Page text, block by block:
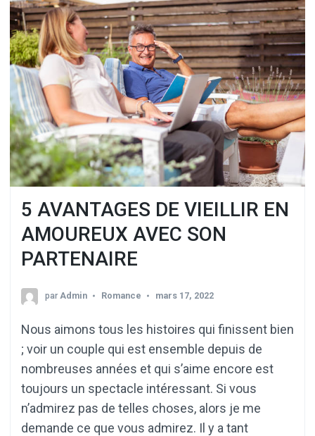
5 AVANTAGES DE VIEILLIR EN
AMOUREUX AVEC SON
PARTENAIRE
par Admin Romance mars 17, 2022
Nous aimons tous les histoires qui finissent bien
; voir un couple qui est ensemble depuis de
nombreuses années et qui s’aime encore est
toujours un spectacle intéressant. Si vous
n’admirez pas de telles choses, alors je me
demande ce que vous admirez. Il y a tant